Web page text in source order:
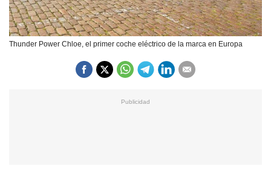
Thunder Power Chloe, el primer coche eléctrico de la marca en Europa